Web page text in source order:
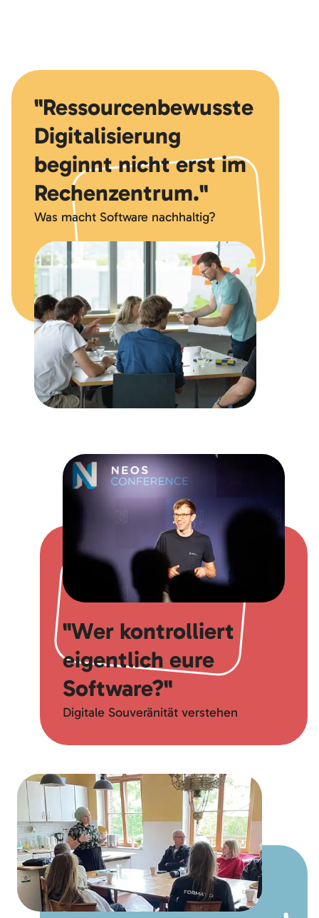
"Ressourcenbewusste
Digitalisierung
beginnt nicht erst im
Rechenzentrum."
Was macht Software nachhaltig?
"Wer kontrolliert
eigentlich eure
Software?"
Digitale Souveränität verstehen